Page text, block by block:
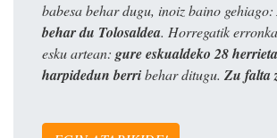
babesa behar dugu, inoiz baino gehiago:
behar du Tolosaldea. Horregatik
esku artean: gure eskualdeko 28
harpidedun berribehar ditugu. Zu falta